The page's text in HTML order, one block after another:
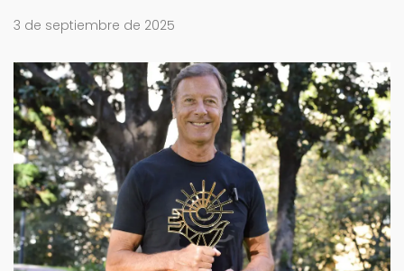
3 de septiembre de 2025